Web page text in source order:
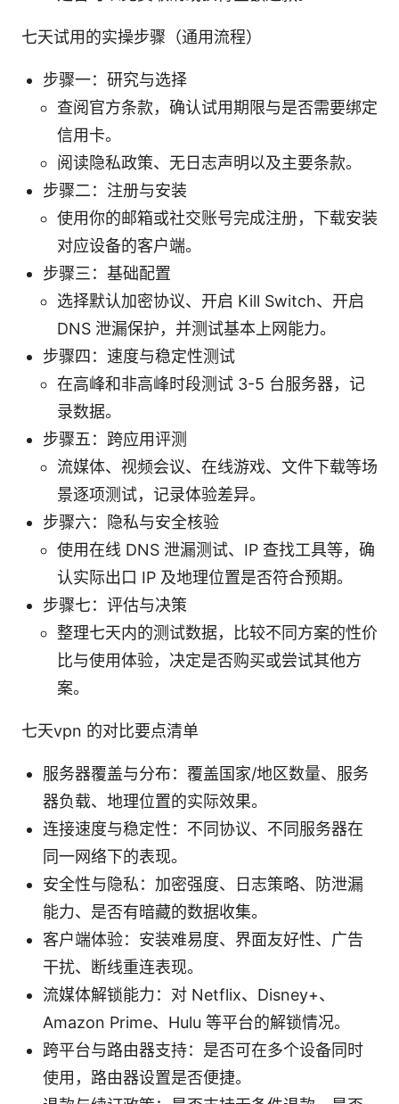
七天试用的实操步骤（通用流程）
步骤一：研究与选择
查阅官方条款，确认试用期限与是否需要绑定
信用卡。
阅读隐私政策、无日志声明以及主要条款。
步骤二：注册与安装
使用你的邮箱或社交账号完成注册，下载安装
对应设备的客户端。
步骤三：基础配置
选择默认加密协议、开启 Kill Switch、开启
DNS 泄漏保护，并测试基本上网能力。
步骤四：速度与稳定性测试
在高峰和非高峰时段测试 3-5 台服务器，记
录数据。
步骤五：跨应用评测
流媒体、视频会议、在线游戏、文件下载等场
景逐项测试，记录体验差异。
步骤六：隐私与安全核验
使用在线 DNS 泄漏测试、IP 查找工具等，确
认实际出口 IP 及地理位置是否符合预期。
步骤七：评估与决策
整理七天内的测试数据，比较不同方案的性价
比与使用体验，决定是否购买或尝试其他方
案。
七天vpn 的对比要点清单
服务器覆盖与分布：覆盖国家/地区数量、服务
器负载、地理位置的实际效果。
连接速度与稳定性：不同协议、不同服务器在
同一网络下的表现。
安全性与隐私：加密强度、日志策略、防泄漏
能力、是否有暗藏的数据收集。
客户端体验：安装难易度、界面友好性、广告
干扰、断线重连表现。
流媒体解锁能力：对 Netflix、Disney+、
Amazon Prime、Hulu 等平台的解锁情况。
跨平台与路由器支持：是否可在多个设备同时
使用，路由器设置是否便捷。